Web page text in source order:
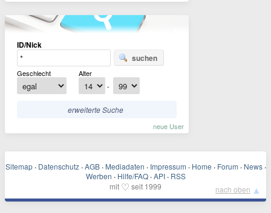
ID/Nick
suchen
Geschlecht
Alter
-
erweiterte Suche
neue User
Sitemap · Datenschutz · AGB · Mediadaten · Impressum · Home · Forum · News ·
Werben · Hilfe/FAQ · API · RSS
mit ♡ seit 1999 nach oben ▲